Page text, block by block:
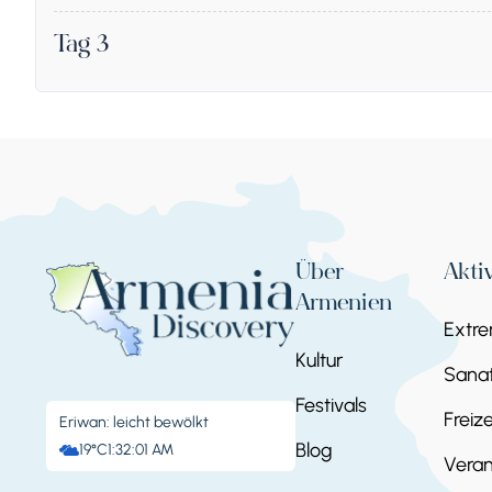
Tag 3
Stoppen 1.
Eriwan: leicht bewölkt
19°C1:32:02 AM
Über
Armenien
Kultur
Festivals
Blog